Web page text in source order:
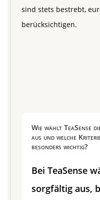
sind stets bestrebt,
berücksichtigen.
Wie wählt TeaSense
aus und welche
besonders wichtig?
Bei TeaSense
sorgfältig aus,